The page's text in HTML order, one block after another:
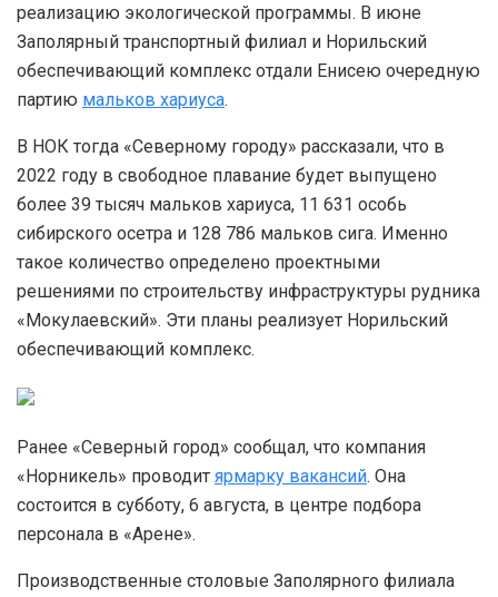
реализацию экологической программы. В июне
Заполярный транспортный филиал и Норильский
обеспечивающий комплекс отдали Енисею очередную
партию мальков хариуса.
В НОК тогда «Северному городу» рассказали, что в
2022 году в свободное плавание будет выпущено
более 39 тысяч мальков хариуса, 11 631 особь
сибирского осетра и 128 786 мальков сига. Именно
такое количество определено проектными
решениями по строительству инфраструктуры рудника
«Мокулаевский». Эти планы реализует Норильский
обеспечивающий комплекс.
Ранее «Северный город» сообщал, что компания
«Норникель» проводит ярмарку вакансий. Она
состоится в субботу, 6 августа, в центре подбора
персонала в «Арене».
Производственные столовые Заполярного филиала